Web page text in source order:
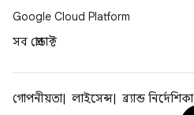
Google Cloud Platform
সব প্রোডাক্ট
গোপনীয়তা লাইসেন্স ব্র্যান্ড নির্দেশিকা